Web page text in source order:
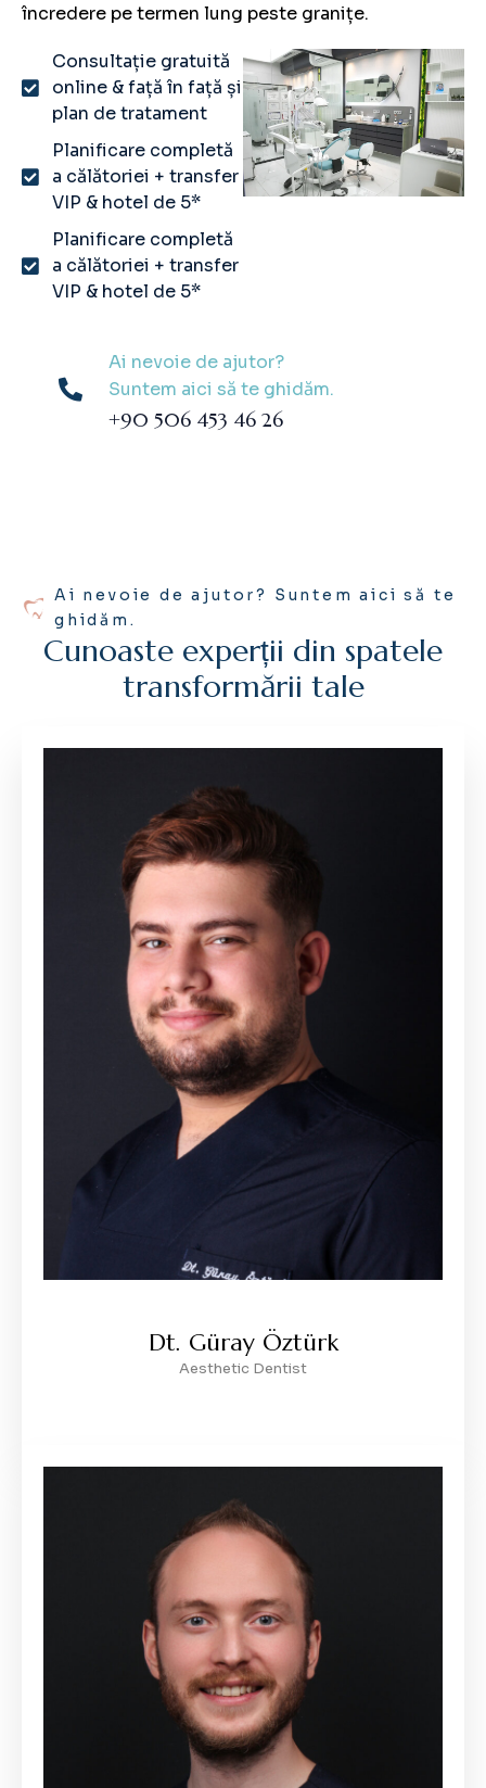
încredere pe termen lung peste granițe.
Consultație gratuită
online & față în față și
plan de tratament
Planificare completă
a călătoriei + transfer
VIP & hotel de 5*
Planificare completă
a călătoriei + transfer
VIP & hotel de 5*
Ai nevoie de ajutor?
Suntem aici să te ghidăm.
+90 506 453 46 26
Ai nevoie de ajutor? Suntem aici să te
ghidăm.
Cunoaste experții din spatele
transformării tale
Dt. Güray Öztürk
Aesthetic Dentist